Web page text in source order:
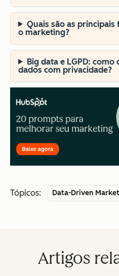
Quais são as
o marketing?
Big data e LGPD:
dados com privacidade?
Tópicos: Data-Driven
Artigos